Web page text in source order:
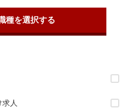
種を選択する
人